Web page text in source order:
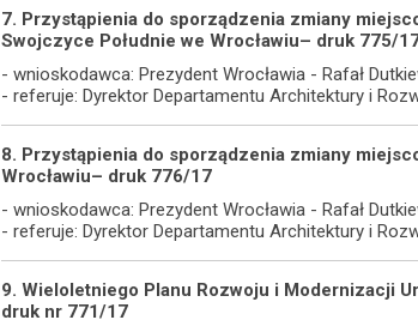
7. Przystąpienia do sporządzenia zmiany
Swojczyce Południe we Wrocławiu– druk 775/
- wnioskodawca: Prezydent Wrocławia - Rafał
- referuje: Dyrektor Departamentu Architektury i
8. Przystąpienia do sporządzenia zmiany
Wrocławiu– druk 776/17
- wnioskodawca: Prezydent Wrocławia - Rafał
- referuje: Dyrektor Departamentu Architektury i
9. Wieloletniego Planu Rozwoju i Modernizacji
druk nr 771/17